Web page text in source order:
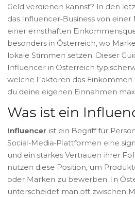
Geld verdienen kannst? In den
das Influencer‑Business von
einer ernsthaften
besonders in Österreich, wo
lokale Stimmen setzen. Dieser
Influencer in Österreich
welche Faktoren das
du deine eigenen Einnahmen
Was ist ein
Influencer ist ein Begriff für
Social‑Media‑Plattformen eine
und ein starkes Vertrauen ihrer
nutzen diese Position, um
oder Marken zu bewerben. In
unterscheidet man oft zwischen